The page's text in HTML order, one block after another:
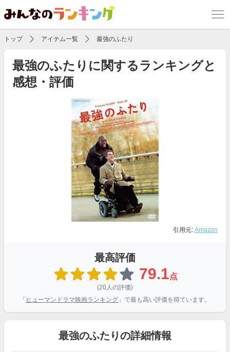
トップ アイテム一覧 最強のふたり
最強のふたりに関するランキングと
感想・評価
引用元: Amazon
最高評価
79.1点
(20人の評価)
「 ヒューマンドラマ映画ランキング 」で最も高い評価を得ています。
最強のふたりの詳細情報